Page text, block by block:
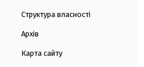
Структура власності
Архів
Карта сайту